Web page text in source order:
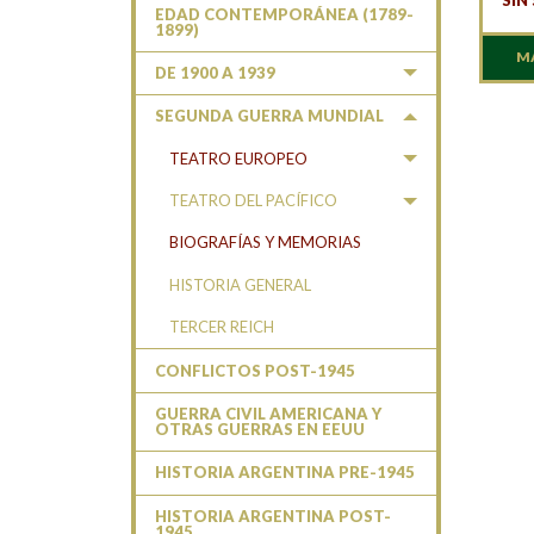
EDAD CONTEMPORÁNEA (1789-
1899)
DE 1900 A 1939
SEGUNDA GUERRA MUNDIAL
TEATRO EUROPEO
TEATRO DEL PACÍFICO
BIOGRAFÍAS Y MEMORIAS
HISTORIA GENERAL
TERCER REICH
CONFLICTOS POST-1945
GUERRA CIVIL AMERICANA Y
OTRAS GUERRAS EN EEUU
HISTORIA ARGENTINA PRE-1945
HISTORIA ARGENTINA POST-